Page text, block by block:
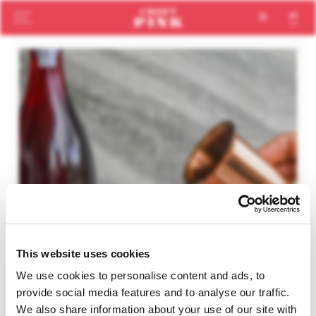
This website uses cookies
We use cookies to personalise content and ads, to
provide social media features and to analyse our traffic.
We also share information about your use of our site with
en pt